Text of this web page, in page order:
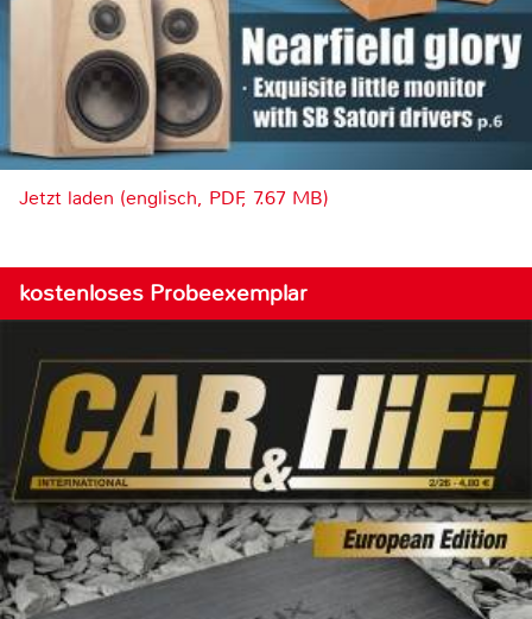
Jetzt laden (englisch, PDF, 7.67 MB)
kostenloses Probeexemplar